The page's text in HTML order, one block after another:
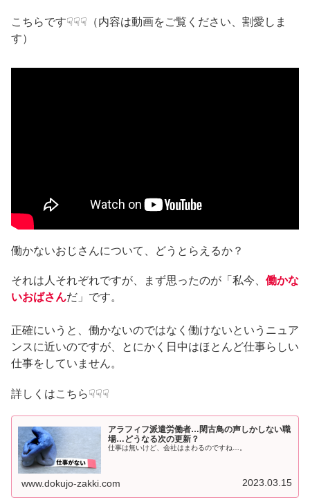
こちらです☟☟☟（内容は動画をご覧ください、割愛しま
す）
働かないおじさんについて、どうとらえるか？
それは人それぞれですが、まず思ったのが「私今、 働かな
いおばさんだ」です。
正確にいうと、働かないのではなく働けないというニュア
ンスに近いのですが、とにかく日中はほとんど仕事らしい
仕事をしていません。
詳しくはこちら☟☟☟
アラフィフ派遣労働者…閑古鳥の声しかしない職
場…どうなる次の更新？
仕事は無いけど、会社はまわるのですね…。
www.dokujo-zakki.com 2023.03.15